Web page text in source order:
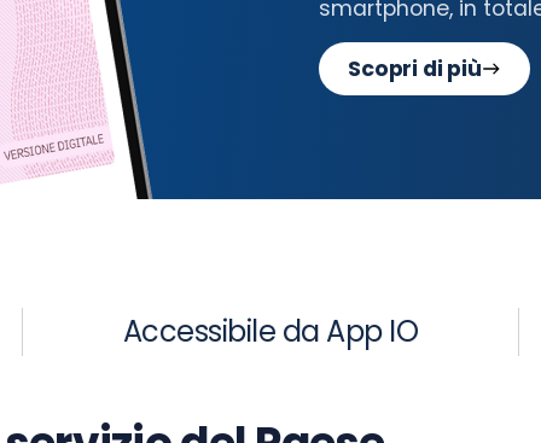
smartphone, in
Scopri di più
Accessibile da App IO